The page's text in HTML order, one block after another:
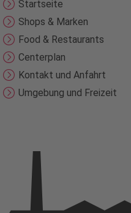
Startseite
Shops & Marken
Food & Restaurants
Centerplan
Kontakt und Anfahrt
Umgebung und Freizeit